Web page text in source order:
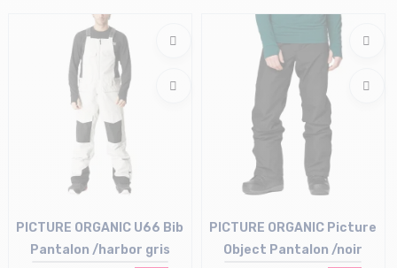
PICTURE ORGANIC U66 Bib
Pantalon /harbor gris
PICTURE ORGANIC Picture
Object Pantalon /noir